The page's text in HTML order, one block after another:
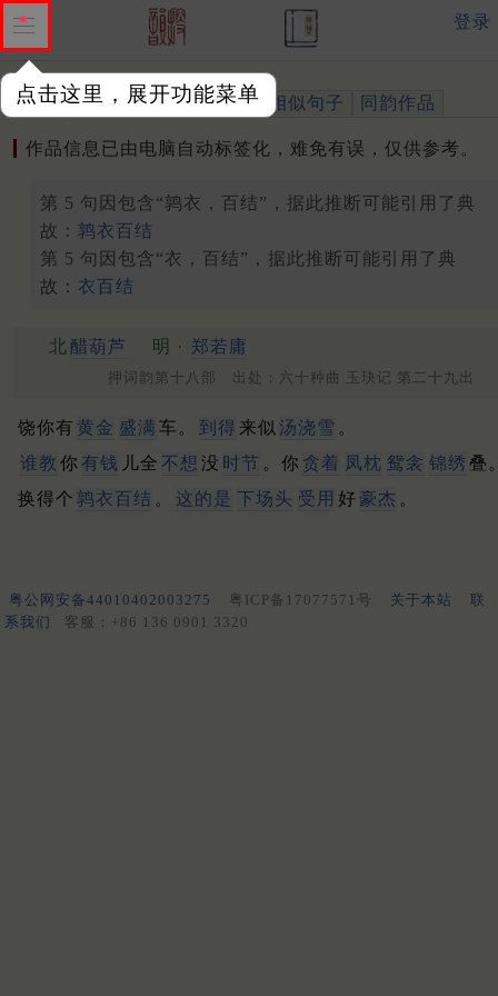
点击这里，展开功能菜单
登录
作品 标注四声 出处、引用 相似句子 同韵作品
作品信息已由电脑自动标签化，难免有误，仅供参考。
第 5 句因包含“鹑衣，百结”，据此推断可能引用了典
故： 鹑衣百结
第 5 句因包含“衣，百结”，据此推断可能引用了典
故： 衣百结
北醋葫芦 明 · 郑若庸
押词韵第十八部 出处：六十种曲 玉玦记 第二十九出
饶你有 黄金 盛满 车。 到得 来似 汤浇雪 。
谁教 你 有钱 儿全 不想 没 时节 。你 贪着 凤枕 鸳衾 锦绣 叠
换得个 鹑衣百结 。 这的是 下场头 受用 好 豪杰 。
粤公网安备44010402003275 粤ICP备17077571号 关于本站
联
系我们
客服：+86 136 0901 3320